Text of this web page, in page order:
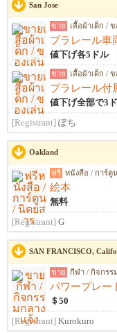
San Jose
ขาย เสื้อผ้าเด็ก /
プラレール車
値下げ各5ドル
ขาย เสื้อผ้าเด็ก /
プラレール付
値下げ全部で3
[Registrant] ぽち
Oakland
ฟรี หนังสือ / การ์ตู
絵本
無料
[Registrant] G
SAN FRANCISCO,
ขาย กีฬา / กิจกรร
パワープレー
＄50
[Registrant] Kurokuro